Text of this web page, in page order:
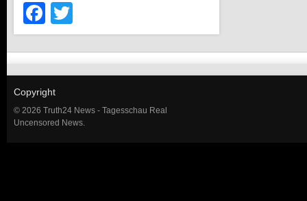
Facebook
Copyright
© 2026 Truth24 News - Tagesschau Real
Uncensored News.